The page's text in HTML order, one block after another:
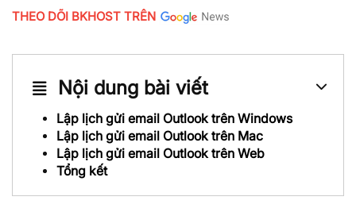
THEO DÕI BKHOST TRÊN
Nội dung bài viết
Lập lịch gửi email Outlook trên Windows
Lập lịch gửi email Outlook trên Mac
Lập lịch gửi email Outlook trên Web
Tổng kết